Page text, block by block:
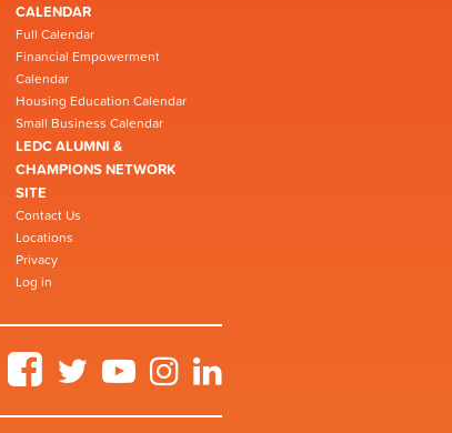
CALENDAR
Full Calendar
Financial Empowerment
Calendar
Housing Education Calendar
Small Business Calendar
LEDC ALUMNI &
CHAMPIONS NETWORK
SITE
Contact Us
Locations
Privacy
Log in
FacebookTwitter YouTubeInstagram